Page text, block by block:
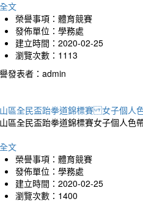
文
榮譽事項：體育競賽
發佈單位：學務處
建立時間：2020-02-25
瀏覽次數：1113
發表者：admin
區全民盃跆拳道錦標賽 女子個人
區全民盃跆拳道錦標賽女子個人色
文
榮譽事項：體育競賽
發佈單位：學務處
建立時間：2020-02-25
瀏覽次數：1400